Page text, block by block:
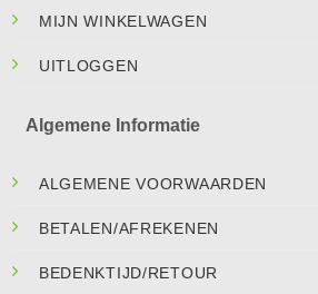
MIJN WINKELWAGEN
UITLOGGEN
Algemene Informatie
ALGEMENE VOORWAARDEN
BETALEN/AFREKENEN
BEDENKTIJD/RETOUR